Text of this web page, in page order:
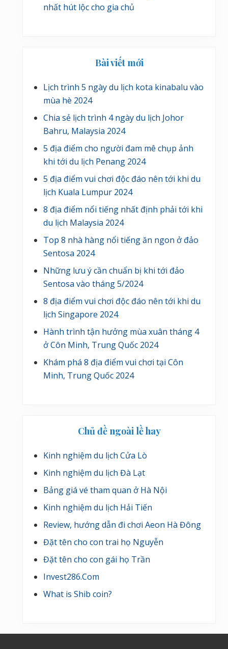
nhất hút lộc cho gia chủ
Bài viết mới
Lịch trình 5 ngày du lịch kota kinabalu vào
mùa hè 2024
Chia sẻ lịch trình 4 ngày du lịch Johor
Bahru, Malaysia 2024
5 địa điểm cho người đam mê chụp ảnh
khi tới du lịch Penang 2024
5 địa điểm vui chơi độc đáo nên tới khi du
lịch Kuala Lumpur 2024
8 địa điểm nổi tiếng nhất định phải tới khi
du lịch Malaysia 2024
Top 8 nhà hàng nổi tiếng ăn ngon ở đảo
Sentosa 2024
Những lưu ý cần chuẩn bị khi tới đảo
Sentosa vào tháng 5/2024
8 địa điểm vui chơi độc đáo nên tới khi du
lịch Singapore 2024
Hành trình tận hưởng mùa xuân tháng 4
ở Côn Minh, Trung Quốc 2024
Khám phá 8 địa điểm vui chơi tại Côn
Minh, Trung Quốc 2024
Chủ đề ngoài lề hay
Kinh nghiệm du lịch Cửa Lò
Kinh nghiệm du lịch Đà Lạt
Bảng giá vé tham quan ở Hà Nội
Kinh nghiệm du lịch Hải Tiến
Review, hướng dẫn đi chơi Aeon Hà Đông
Đặt tên cho con trai họ Nguyễn
Đặt tên cho con gái họ Trần
Invest286.Com
What is Shib coin?